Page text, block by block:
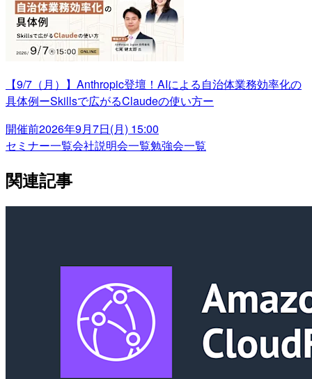
【9/7（月）】Anthropic登壇！AIによる自治体業務効率化の
具体例ーSkillsで広がるClaudeの使い方ー
開催前2026年9月7日(月) 15:00
セミナー一覧会社説明会一覧勉強会一覧
関連記事